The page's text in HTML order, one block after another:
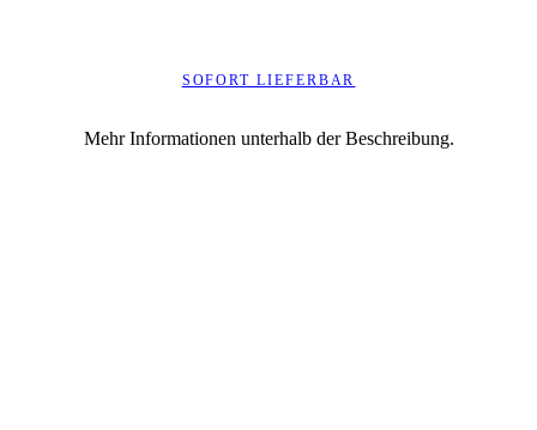
SOFORT LIEFERBAR
Mehr Informationen unterhalb der Beschreibung.